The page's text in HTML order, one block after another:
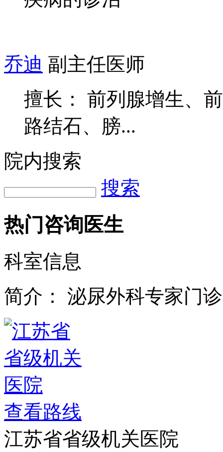
乔迪 副主任医师
擅长： 前列腺增生、
路结石、膀...
院内搜索
搜索
热门咨询医生
科室信息
简介：
泌尿外科专家门诊
查看路线
江苏省省级机关医院